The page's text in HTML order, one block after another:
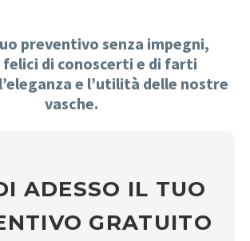
preventivo senza impegni,
felici di conoscerti e di farti
e l’utilità delle nostre
vasche.
ADESSO IL TUO
GRATUITO